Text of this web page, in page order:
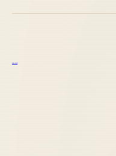
курс excel